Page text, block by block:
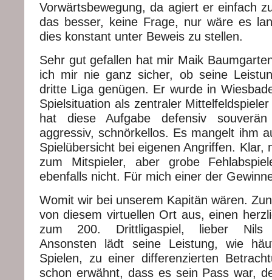
Vorwärtsbewegung, da agiert er einfach
das besser, keine Frage, nur wäre es
dies konstant unter Beweis zu stellen.
Sehr gut gefallen hat mir Maik
ich mir nie ganz sicher, ob seine
dritte Liga genügen. Er wurde in
Spielsituation als zentraler
hat diese Aufgabe defensiv
aggressiv, schnörkellos. Es mangelt ihm
Spielübersicht bei eigenen Angriffen. Klar,
zum Mitspieler, aber grobe
ebenfalls nicht. Für mich einer der
Womit wir bei unserem Kapitän wären.
von diesem virtuellen Ort aus, einen
zum 200. Drittligaspiel, lieber Nils
Ansonsten lädt seine Leistung, wie
Spielen, zu einer differenzierten
schon erwähnt, dass es sein Pass war,